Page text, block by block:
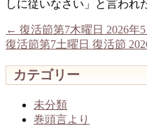
しに従いなさい」と言われ
← 復活節第7木曜日 2026年5
復活節第7土曜日 復活節
カテゴリー
未分類
巻頭言より